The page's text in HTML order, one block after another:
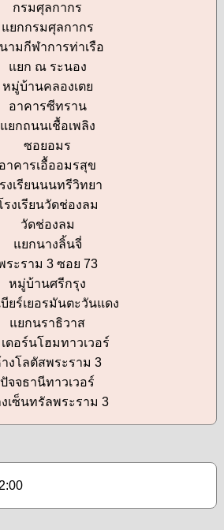
กรมศุลกากร
แยกกรมศุลกากร
ามกีฬาการท่าเรือ
แยก ณ ระนอง
หมู่บ้านคลองเตย
อาคารซีทราน
แยกถนนเชื้อเพลิง
ซอยอมร
อาคารเอื้ออมรสุข
งเรียนนนทรีวิทยา
รงเรียนวัดช่องลม
วัดช่องลม
แยกนางลิ้นจี่
ระราม 3 ซอย 73
หมู่บ้านศรีกรุง
บียร์เยอรมันตะวันแดง
แยกนราธิวาส
ดอร์นโฮมทาวเวอร์
งโลตัสพระราม 3
ปัจจธานีทาวเวอร์
เซ็นทรัลพระราม 3